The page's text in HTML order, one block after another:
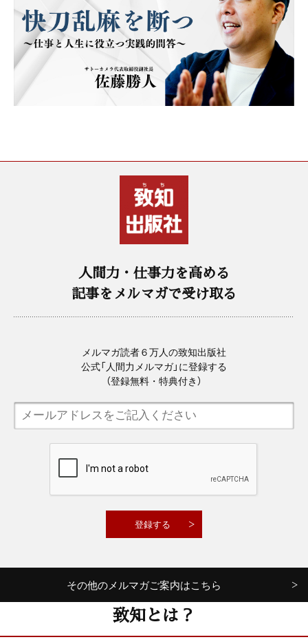
人間力・仕事力を高める
記事をメルマガで受け取る
メルマガ読者６万人の致知出版社
公式「人間力メルマガ」に登録する
（登録無料・特典付き）
その他のメルマガご案内はこちら
致知とは？